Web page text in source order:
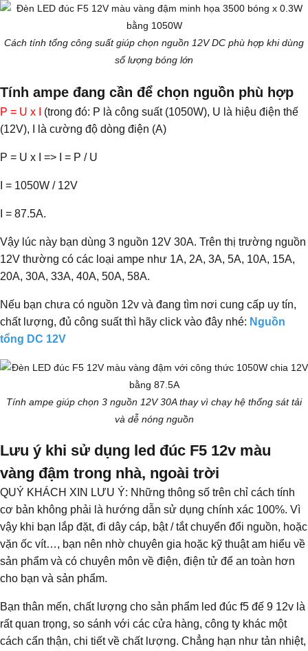
Cách tính tổng công suất giúp chọn nguồn 12V DC phù hợp khi dùng
số lượng bóng lớn
Tính ampe đang cần để chọn nguồn phù hợp
P = U x I
(trong đó: P là công suất (1050W), U là hiệu điện thế
(12V), I là cường độ dòng điện (A)
P = U x I => I = P / U
I = 1050W / 12V
I = 87.5A.
Vậy lúc này bạn dùng 3 nguồn 12V 30A. Trên thị trường nguồn
12V thường có các loại ampe như 1A, 2A, 3A, 5A, 10A, 15A,
20A, 30A, 33A, 40A, 50A, 58A.
Nếu bạn chưa có nguồn 12v và đang tìm nơi cung cấp uy tín,
chất lượng, đủ công suất thì hãy click vào đây nhé: Nguồn
tổng DC 12V
Tính ampe giúp chọn 3 nguồn 12V 30A thay vì chạy hệ thống sát tải
và dễ nóng nguồn
Lưu ý khi sử dụng led đúc F5 12v màu
vàng đậm trong nhà, ngoài trời
QUÝ KHÁCH XIN LƯU Ý: Những thông số trên chỉ cách tính
cơ bản không phải là hướng dẫn sử dụng chính xác 100%. Vì
vậy khi bạn lắp đặt, đi dây cáp, bật / tắt chuyển đổi nguồn, hoặc
vặn ốc vít…, bạn nên nhờ chuyên gia hoặc kỹ thuật am hiểu về
sản phẩm và có chuyên môn về điện, điện tử để an toàn hơn
cho bạn và sản phẩm.
Bạn thân mến, chất lượng cho sản phẩm led đúc f5 đế 9 12v là
rất quan trọng, so sánh với các cửa hàng, công ty khác một
cách cẩn thận, chi tiết về chất lượng. Chẳng hạn như tản nhiệt,